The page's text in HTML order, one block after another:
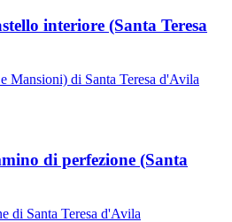
interiore (Santa Teresa
Mansioni) di Santa Teresa d'Avila
di perfezione (Santa
di Santa Teresa d'Avila